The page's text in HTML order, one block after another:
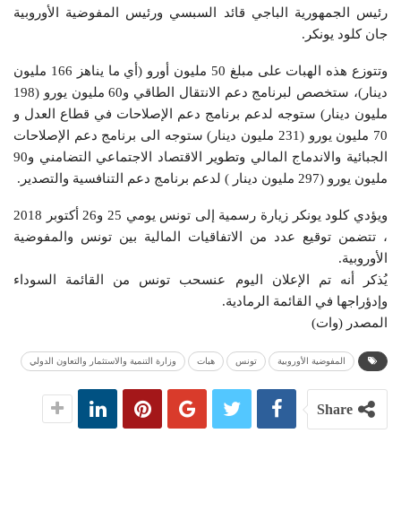
رئيس الجمهورية الباجي قائد السبسي ورئيس المفوضية الأوروبية
جان كلود يونكر.
وتتوزع هذه الهبات على مبلغ 50 مليون أورو (أي ما يناهز 166 مليون
دينار)، ستخصص لبرنامج دعم الانتقال الطاقي و60 مليون يورو (198
مليون دينار) ستوجه لدعم برنامج دعم الإصلاحات في قطاع العدل و
70 مليون يورو (231 مليون دينار) ستوجه الى برنامج دعم الإصلاحات
الجبائية والاندماج المالي وتطوير الاقتصاد الاجتماعي التضامني و90
مليون يورو (297 مليون دينار ) لدعم برنامج دعم التنافسية والتصدير.
ويؤدي كلود يونكر زيارة رسمية إلى تونس يومي 25 و26 أكتوبر 2018
، تتضمن توقيع عدد من الاتفاقيات المالية بين تونس والمفوضية
الأوروبية.
يُذكر أنه تم الإعلان اليوم عنسحب تونس من القائمة السوداء
وإدؤراجها في القائمة الرمادية.
المصدر (وات)
المفوضية الأوروبية تونس هبات وزارة التنمية والاستثمار والتعاون الدولي
Share